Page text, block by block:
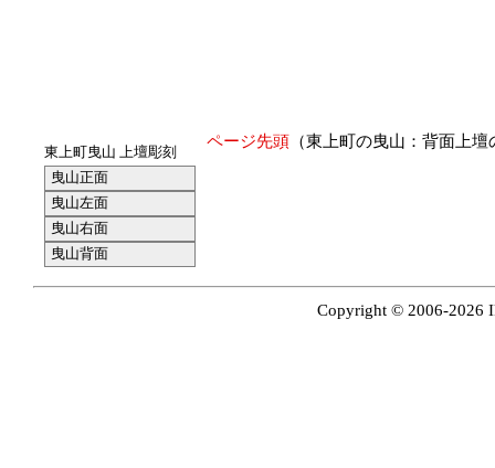
ページ先頭 （東上町の曳山：背面上
東上町曳山 上壇彫刻
曳山正面
曳山左面
曳山右面
曳山背面
Copyright © 2006-2026